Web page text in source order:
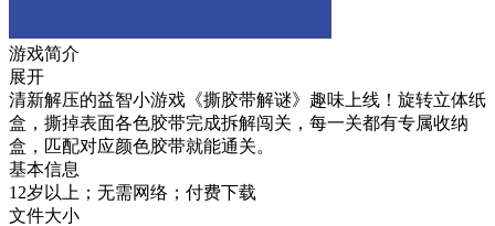
游戏简介
展开
清新解压的益智小游戏《撕胶带解谜》趣味上线！旋转立体纸
盒，撕掉表面各色胶带完成拆解闯关，每一关都有专属收纳
盒，匹配对应颜色胶带就能通关。
基本信息
12岁以上；无需网络；付费下载
文件大小